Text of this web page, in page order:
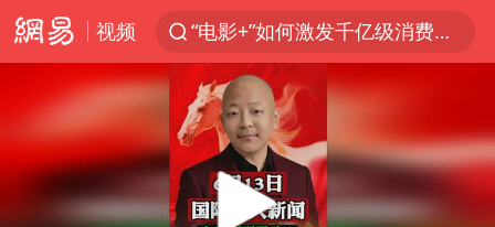
视频
“电影+”如何激发千亿级消费新活力？
台风白海豚中心风力增强
向鹏0-3不敌张本智和
百花奖开幕式